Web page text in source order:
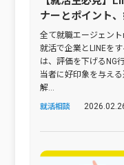
ナーとポイント
全て就職エージェン
就活で企業とLINEを
は、評価を下げるNG
当者に好印象を与え
解...
就活相談